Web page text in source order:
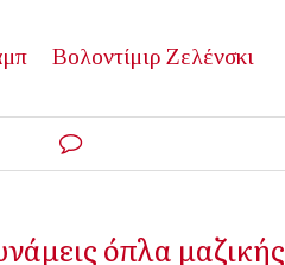
Βολοντίμιρ Ζελένσκι
όπλα μαζικής